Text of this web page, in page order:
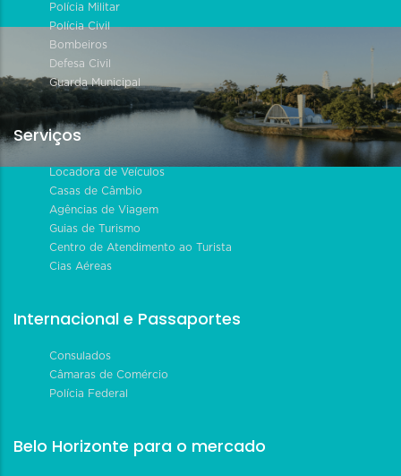
Polícia Militar
Polícia Civil
Bombeiros
Defesa Civil
Guarda Municipal
Serviços
Locadora de Veículos
Casas de Câmbio
Agências de Viagem
Guias de Turismo
Centro de Atendimento ao Turista
Cias Aéreas
Internacional e Passaportes
Consulados
Câmaras de Comércio
Polícia Federal
Belo Horizonte para o mercado